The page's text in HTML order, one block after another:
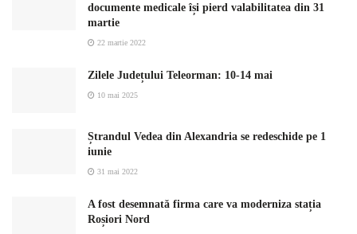
documente medicale își pierd valabilitatea din 31
martie
22 martie 2022
Zilele Județului Teleorman: 10-14 mai
10 mai 2025
Ștrandul Vedea din Alexandria se redeschide pe 1
iunie
31 mai 2022
A fost desemnată firma care va moderniza stația
Roșiori Nord